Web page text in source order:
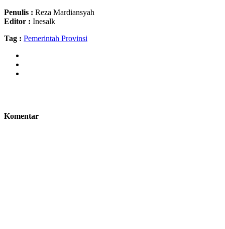
Penulis : Reza Mardiansyah
Editor : Inesalk
Tag : Pemerintah Provinsi
Komentar